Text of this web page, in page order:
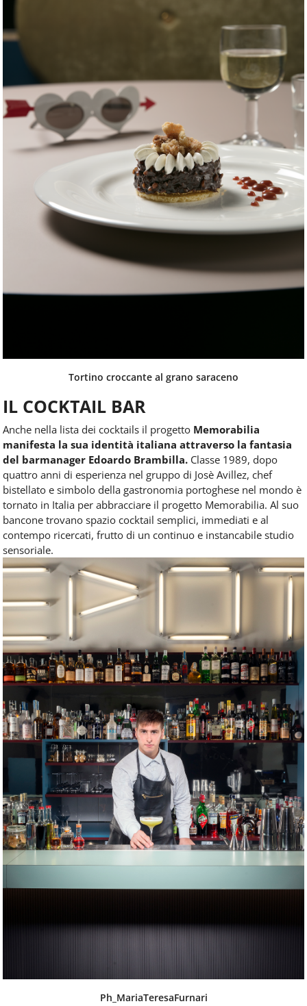
Tortino croccante al grano saraceno
IL COCKTAIL BAR
Anche nella lista dei cocktails il progetto Memorabilia
manifesta la sua identità italiana attraverso la fantasia
del barmanager Edoardo Brambilla. Classe 1989, dopo
quattro anni di esperienza nel gruppo di Josè Avillez, chef
bistellato e simbolo della gastronomia portoghese nel mondo è
tornato in Italia per abbracciare il progetto Memorabilia. Al suo
bancone trovano spazio cocktail semplici, immediati e al
contempo ricercati, frutto di un continuo e instancabile studio
sensoriale.
Ph_MariaTeresaFurnari